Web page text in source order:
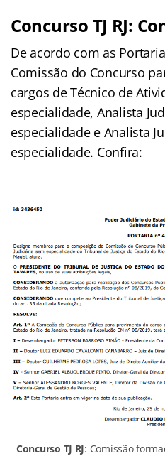
Concurso TJ RJ:
De acordo com as
Comissão do Concurso
cargos de Técnico de
especialidade, Analista
especialidade e Analista
especialidade. Confira:
Concurso TJ RJ: Comissão